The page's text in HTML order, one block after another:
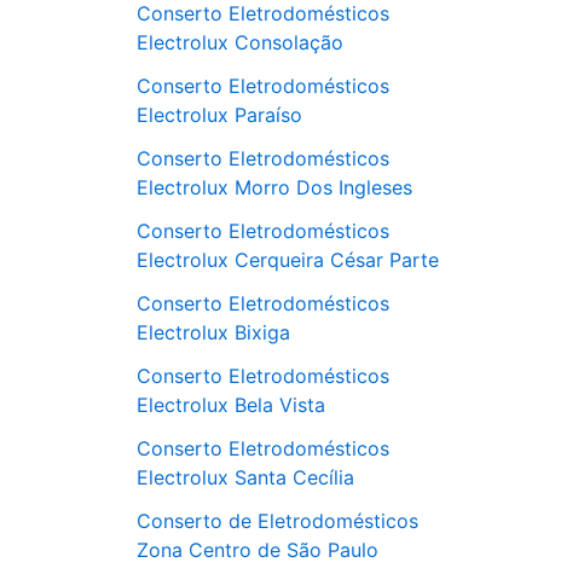
Conserto Eletrodomésticos
Electrolux Consolação
Conserto Eletrodomésticos
Electrolux Paraíso
Conserto Eletrodomésticos
Electrolux Morro Dos Ingleses
Conserto Eletrodomésticos
Electrolux Cerqueira César Parte
Conserto Eletrodomésticos
Electrolux Bixiga
Conserto Eletrodomésticos
Electrolux Bela Vista
Conserto Eletrodomésticos
Electrolux Santa Cecília
Conserto de Eletrodomésticos
Zona Centro de São Paulo